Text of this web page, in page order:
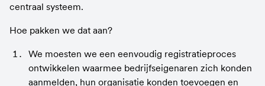
centraal systeem.
Hoe pakken we dat aan?
We moesten we een eenvoudig registratieproces
ontwikkelen waarmee bedrijfseigenaren zich konden
aanmelden, hun organisatie konden toevoegen en